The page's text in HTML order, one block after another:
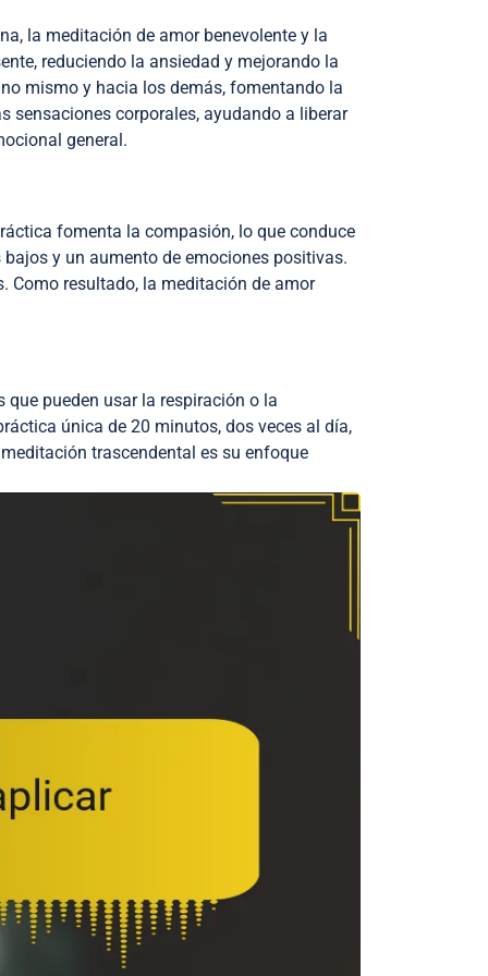
la meditación de amor benevolente y la
reduciendo la ansiedad y mejorando la
mismo y hacia los demás, fomentando la
sensaciones corporales, ayudando a liberar
general.
fomenta la compasión, lo que conduce
y un aumento de emociones positivas.
Como resultado, la meditación de amor
pueden usar la respiración o la
única de 20 minutos, dos veces al día,
trascendental es su enfoque